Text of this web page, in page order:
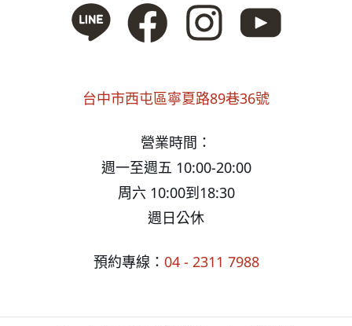
台中市西屯區寧夏路89巷36號
營業時間：
週一至週五 10:00-20:00
周六 10:00到18:30
週日公休
預約專線： 04 - 2311 7988